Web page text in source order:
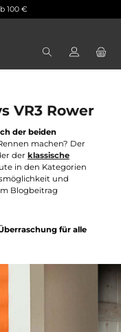
ab 100 €
vs VR3
der beiden
Rennen machen? Der
oder derklassische
heute in den Kategorien
und